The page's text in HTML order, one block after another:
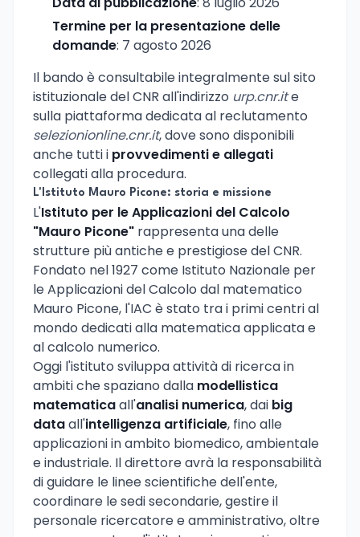
Termine per la presentazione delle
domande: 7 agosto 2026
Il bando è consultabile integralmente sul sito
istituzionale del CNR all'indirizzo urp.cnr.ite
sulla piattaforma dedicata al reclutamento
selezionionline.cnr.it, dove sono disponibili
anche tutti i provvedimenti e allegati
collegati alla procedura.
L'Istituto Mauro Picone: storia e missione
L'Istituto per le Applicazioni del Calcolo
"Mauro Picone" rappresenta una delle
strutture più antiche e prestigiose del CNR.
Fondato nel 1927 come Istituto Nazionale per
le Applicazioni del Calcolo dal matematico
Mauro Picone, l'IAC è stato tra i primi centri al
mondo dedicati alla matematica applicata e
al calcolo numerico.
Oggi l'istituto sviluppa attività di ricerca in
ambiti che spaziano dalla modellistica
matematicaall'analisi numerica, dai big
dataall'intelligenza artificiale, fino alle
applicazioni in ambito biomedico, ambientale
e industriale. Il direttore avrà la responsabilità
di guidare le linee scientifiche dell'ente,
coordinare le sedi secondarie, gestire il
personale ricercatore e amministrativo, oltre